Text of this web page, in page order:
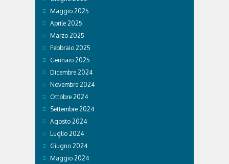
Maggio 2025
Aprile 2025
Marzo 2025
Febbraio 2025
Gennaio 2025
Dicembre 2024
Novembre 2024
Ottobre 2024
Settembre 2024
Agosto 2024
Luglio 2024
Giugno 2024
Maggio 2024